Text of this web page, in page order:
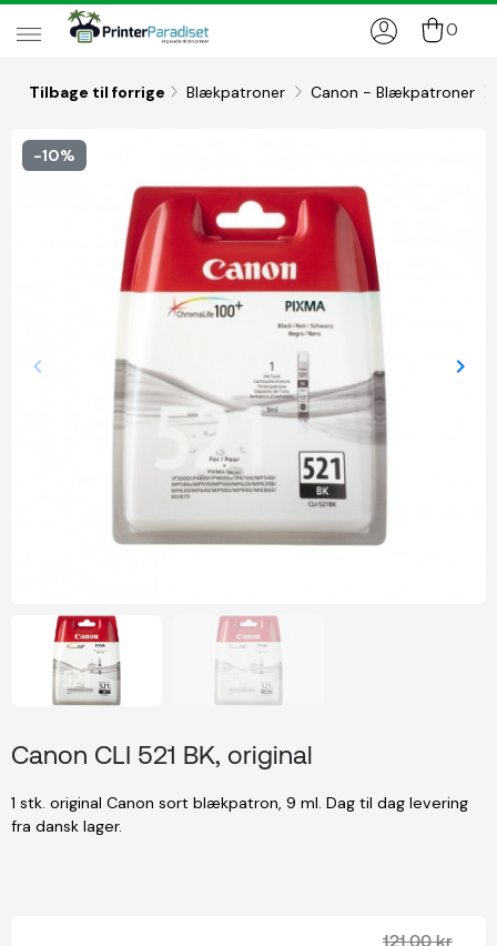
0
Tilbage til forrige Blækpatroner Canon - Blækpatroner
-10%
Forrige
keyboard_arrow_left keyboard_arrow_right
Canon CLI 521 BK, original
1 stk. original Canon sort blækpatron, 9 ml. Dag til dag levering
fra dansk lager.
121,00 kr